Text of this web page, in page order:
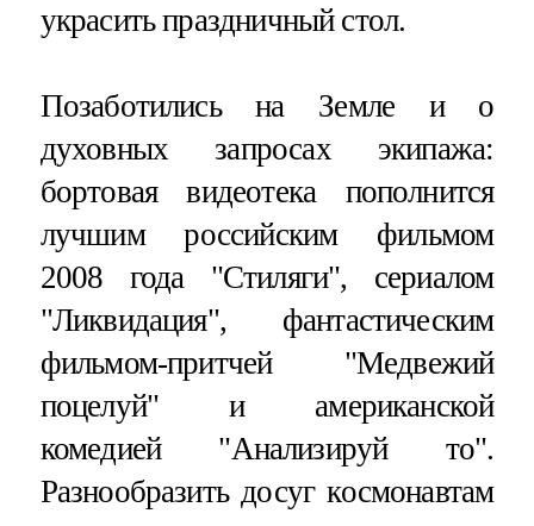
украсить праздничный стол.
Позаботились на Земле и о
духовных запросах экипажа:
бортовая видеотека пополнится
лучшим российским фильмом
2008 года "Стиляги", сериалом
"Ликвидация", фантастическим
фильмом-притчей "Медвежий
поцелуй" и американской
комедией "Анализируй то".
Разнообразить досуг космонавтам